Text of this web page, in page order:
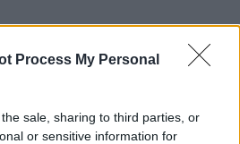
Process My Personal
sale, sharing to third parties, or
or sensitive information for